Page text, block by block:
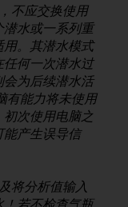
不应交换使用
水或一系列重
。其潜水模式
何一次潜水过
为后续潜水活
有能力将未使用
次使用电脑之
产生误导信
将分析值输入